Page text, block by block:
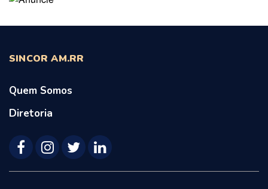
SINCOR AM.RR
Quem Somos
Diretoria